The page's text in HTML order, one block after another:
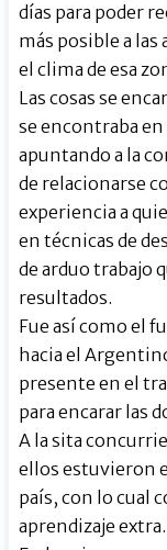
días para poder
más posible a
el clima de esa
Las cosas se
se encontraba
apuntando a la
de relacionarse
experiencia a
en técnicas de
de arduo trabajo
resultados.
Fue así como el
hacia el
presente en el
para encarar las
A la sita
ellos estuvieron
país, con lo cual
aprendizaje extra.